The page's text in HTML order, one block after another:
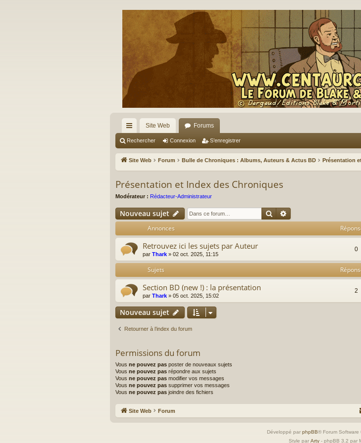
cc
ès
ra
pi
de
Site Web Forums
Rechercher Connexion S’enregistrer
Site Web Forum Bulle de Chroniques : Albums, Auteurs & Actus BD Présentation
Présentation et Index des Chroniques
Modérateur : Rédacteur-Administrateur
Nouveau sujet Rechercher
Annonces
Retrouvez ici les sujets par Auteur
par Thark » 02 oct. 2025, 11:15
0
Sujets
Section BD (new !) : la présentation
par Thark » 05 oct. 2025, 15:02
2
Nouveau sujet
Retourner à l’index du forum
Permissions du forum
Vous ne pouvez pas poster de nouveaux sujets
Vous ne pouvez pas répondre aux sujets
Vous ne pouvez pas modifier vos messages
Vous ne pouvez pas supprimer vos messages
Vous ne pouvez pas joindre des fichiers
Site Web Forum
Développé par phpBB® Forum Software
Style par Arty - phpBB 3.2 par